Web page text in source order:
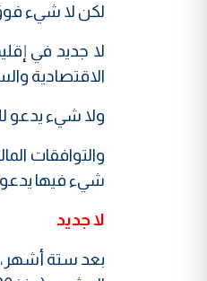
لكن لا شيء
لا جديد في
الاقتصادية
ولا شيء يدعو
والتوافقات
شيء فيها
لا جديد